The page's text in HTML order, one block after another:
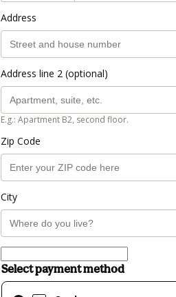
Address
Address line 2 (optional)
E.g.: Apartment B2, second floor.
Zip Code
City
Select payment method
Card